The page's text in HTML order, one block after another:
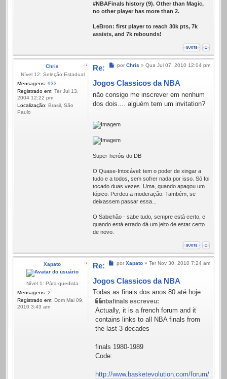
#NBAFinals history (9). Other than Magic,
no other player has more than 2.
LeBron: first player to reach 30k pts, 7k
assists, and 7k rebounds!
Chris
Nível 12: Seleção Estadual
Mensagens: 933
Registrado em: Ter Jul 13,
2004 12:22 pm
Localização: Brasil, São
Paulo
Mensagem
por Chris » Qua Jul 07, 2010 12:04 pm
Re:
Jogos Classicos da NBA
não consigo me inscrever em nenhum
dos dois.... alguém tem um invitation?
Super-heróis do DB
O Quase-Intocável: tem o poder de xingar a
tudo e a todos, sem sofrer nada por isso. Só foi
tocado duas vezes. Uma, quando apagou um
tópico. Perdeu a moderação. Também, se
deixassem passar essa...
O Sabichão - sabe tudo, sempre está certo, e
quando está errado dá um jeito de estar certo
de novo.
Xapato
Nível 1: Pára-quedista
Mensagens: 2
Registrado em: Dom Mai 09,
2010 3:43 am
Mensagem
por Xapato » Ter Nov 30, 2010 7:24 am
Re:
Jogos Classicos da NBA
Todas as finais dos anos 80 até hoje
nbafinals escreveu:
Actually, it is a french forum and it
contains links to all NBA finals from
the last 3 decades
finals 1980-1989
Code:
http://www.basketevolution.com/forum/vi